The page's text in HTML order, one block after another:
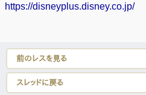
https://disneyplus.disney.co.jp/
前のレスを見る
スレッドに戻る